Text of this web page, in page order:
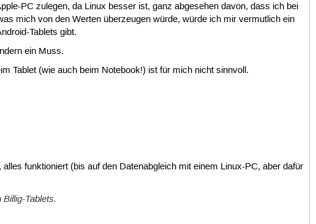
PC zulegen, da Linux besser ist, ganz abgesehen davon, dass ich bei
mich von den Werten überzeugen würde, würde ich mir vermutlich ein
Tablets gibt.
ein Muss.
Tablet (wie auch beim Notebook!) ist für mich nicht sinnvoll.
funktioniert (bis auf den Datenabgleich mit einem Linux-PC, aber dafür
Tablets.